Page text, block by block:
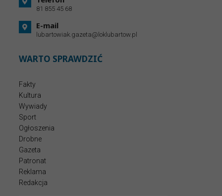
81 855 45 68
E-mail
lubartowiak.gazeta@loklubartow.pl
WARTO SPRAWDZIĆ
Fakty
Kultura
Wywiady
Sport
Ogłoszenia
Drobne
Gazeta
Patronat
Reklama
Redakcja